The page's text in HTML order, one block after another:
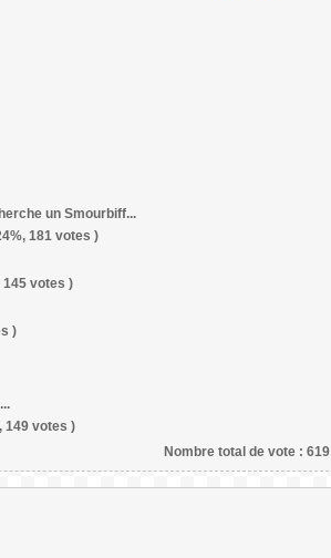
un Smourbiff...
181 votes )
145 votes )
)
149 votes )
Nombre total de vote : 619